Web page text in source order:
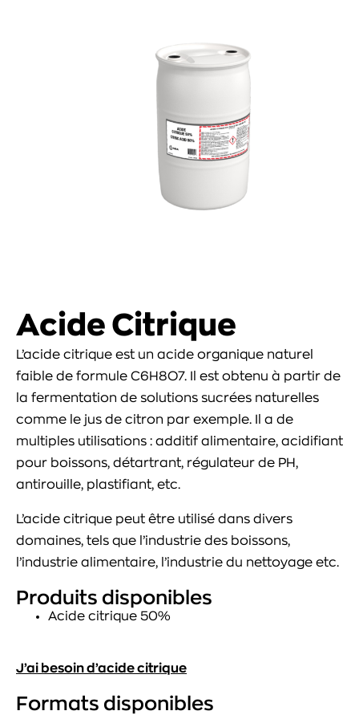
Acide Citrique
L’acide citrique est un acide organique naturel
faible de formule C6H8O7. Il est obtenu à partir de
la fermentation de solutions sucrées naturelles
comme le jus de citron par exemple. Il a de
multiples utilisations : additif alimentaire, acidifiant
pour boissons, détartrant, régulateur de PH,
antirouille, plastifiant, etc.
L’acide citrique peut être utilisé dans divers
domaines, tels que l’industrie des boissons,
l’industrie alimentaire, l’industrie du nettoyage etc.
Produits disponibles
Acide citrique 50%
J’ai besoin d’acide citrique
Formats disponibles